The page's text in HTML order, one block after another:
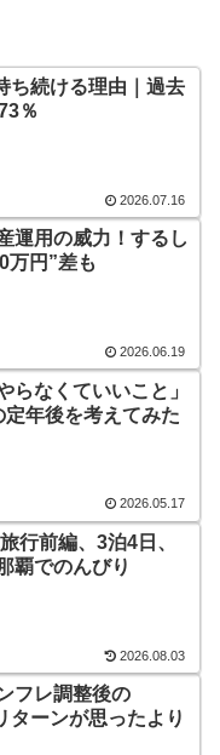
ち続ける理由｜過去
％
2026.07.16
運用の威力！するし
万円”差も
2026.06.19
らなくていいこと」
定年後を考えてみた
2026.05.17
行前編、3泊4日、
覇でのんびり
2026.08.03
フレ調整後の
ターンが思ったより